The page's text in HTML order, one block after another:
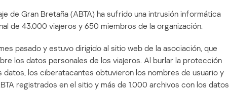
de Gran Bretaña (ABTA) ha sufrido una intrusión informática
de 43.000 viajeros y 650 miembros de la organización.
pasado y estuvo dirigido al sitio web de la asociación, que
los datos personales de los viajeros. Al burlar la protección
datos, los ciberatacantes obtuvieron los nombres de usuario y
registrados en el sitio y más de 1.000 archivos con los datos